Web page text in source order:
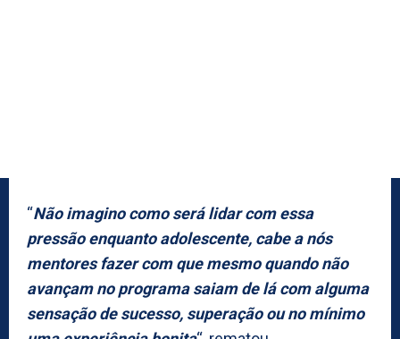
“Não imagino como será lidar com essa
pressão enquanto adolescente, cabe a nós
mentores fazer com que mesmo quando não
avançam no programa saiam de lá com alguma
sensação de sucesso, superação ou no mínimo